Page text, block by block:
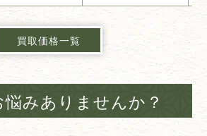
買取価格一覧
みありませんか？